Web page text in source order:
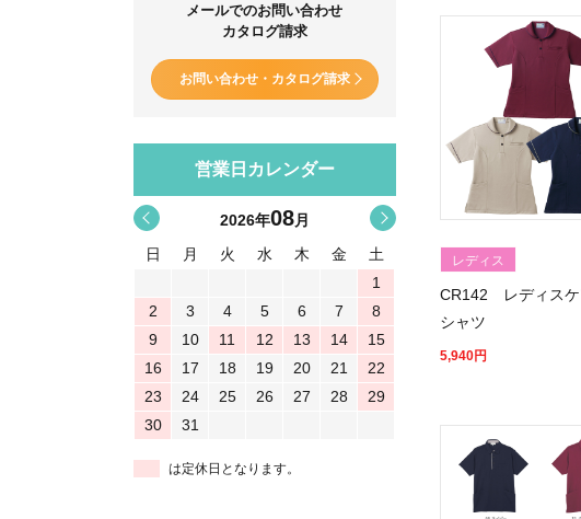
メールでのお問い合わせ
カタログ請求
お問い合わせ・カタログ請求
営業日カレンダー
< >
2026年08月
日
月 火 水 木 金
土
1
2
3 4 5 6 7
8
9
10 11 12 13 14
15
16
17 18 19 20 21
22
23
24 25 26 27 28
29
30
31
は定休日となります。
レディス
CR142 レディスケ
シャツ
5,940円